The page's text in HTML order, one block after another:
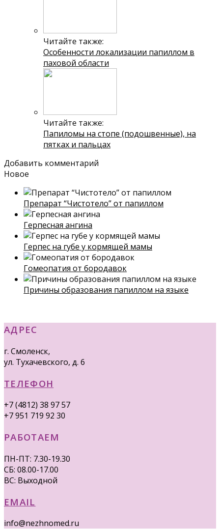
Читайте также:
Особенности локализации папиллом в
паховой области
Читайте также:
Папиломы на стопе (подошвенные), на
пятках и пальцах
Добавить комментарий
Новое
Препарат “Чистотело” от папиллом
Герпесная ангина
Герпес на губе у кормящей мамы
Гомеопатия от бородавок
Причины образования папиллом на языке
АДРЕС
г. Смоленск,
ул. Тухачевского, д. 6
ТЕЛЕФОН
+7 (4812) 38 97 57
+7 951 719 92 30
РАБОТАЕМ
ПН-ПТ: 7.30-19.30
СБ: 08.00-17.00
ВС: Выходной
EMAIL
info@nezhnomed.ru